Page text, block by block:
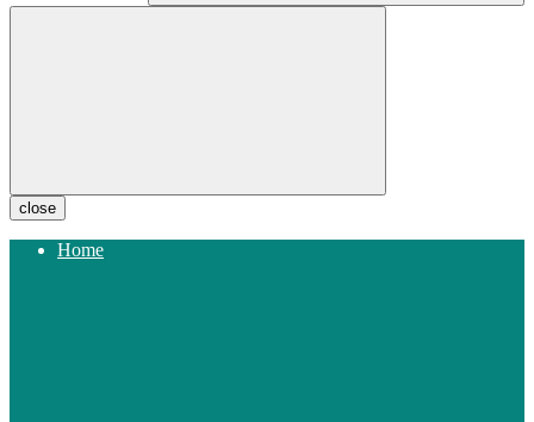
close
Home